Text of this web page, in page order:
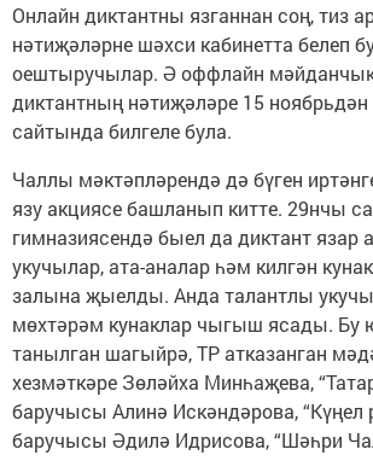
Онлайн диктантны язганнан соң, тиз
нәтиҗәләрне шәхси кабинетта белеп
оештыручылар. Ә оффлайн
диктантның нәтиҗәләре 15
сайтында билгеле була.
Чаллы мәктәпләрендә дә бүген
язу акциясе башланып китте. 29нчы
гимназиясендә быел да диктант язар
укучылар, ата-аналар һәм килгән
залына җыелды. Анда талантлы
мөхтәрәм кунаклар чыгыш ясады. Бу
танылган шагыйрә, ТР атказанган
хезмәткәре Зөләйха Минһаҗева,
баручысы Алинә Искәндәрова,
баручысы Әдилә Идрисова, “Шәһри